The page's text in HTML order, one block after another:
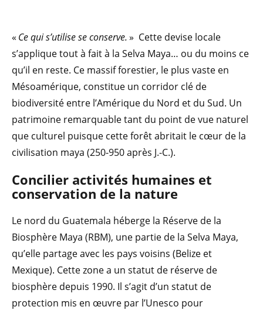
« Ce qui s’utilise se conserve.» Cette devise locale
s’applique tout à fait à la Selva Maya… ou du moins ce
qu’il en reste. Ce massif forestier, le plus vaste en
Mésoamérique, constitue un corridor clé de
biodiversité entre l’Amérique du Nord et du Sud. Un
patrimoine remarquable tant du point de vue naturel
que culturel puisque cette forêt abritait le cœur de la
civilisation maya (250-950 après J.-C.).
Concilier activités humaines et
conservation de la nature
Le nord du Guatemala héberge la Réserve de la
Biosphère Maya (RBM), une partie de la Selva Maya,
qu’elle partage avec les pays voisins (Belize et
Mexique). Cette zone a un statut de réserve de
biosphère depuis 1990. Il s’agit d’un statut de
protection mis en œuvre par l’Unesco pour